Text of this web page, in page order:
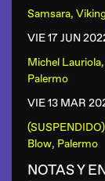
Samsara,
VIE 17 JUN
Michel
Palermo
VIE 13 MAR
Blow, Palermo
NOTAS Y